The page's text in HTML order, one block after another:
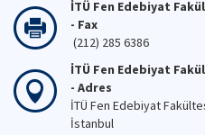
İTÜ Fen Edebiyat
- Fax
(212) 285 6386
İTÜ Fen Edebiyat
- Adres
İTÜ Fen Edebiyat
İstanbul